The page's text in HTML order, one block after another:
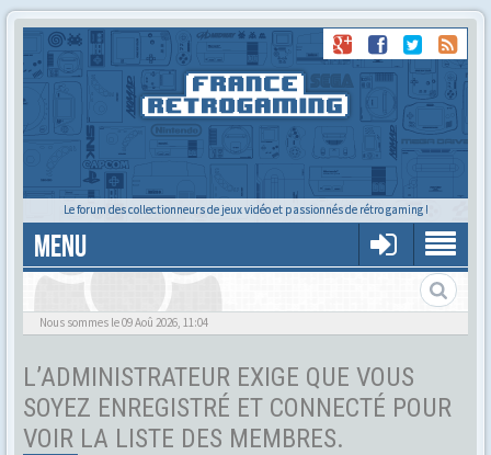
Le forum des collectionneurs de jeux vidéo et passionnés de rétro gaming !
MENU
Tu cherches quelqu'un ?
Nous sommes le 09 Aoû 2026, 11:04
L’ADMINISTRATEUR EXIGE QUE VOUS
SOYEZ ENREGISTRÉ ET CONNECTÉ POUR
VOIR LA LISTE DES MEMBRES.